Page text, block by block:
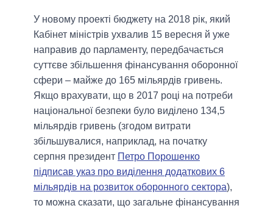
У новому проекті бюджету на 2018 рік, який
Кабінет міністрів ухвалив 15 вересня й уже
направив до парламенту, передбачається
суттєве збільшення фінансування оборонної
сфери – майже до 165 мільярдів гривень.
Якщо врахувати, що в 2017 році на потреби
національної безпеки було виділено 134,5
мільярдів гривень (згодом витрати
збільшувалися, наприклад, на початку
серпня президент Петро Порошенко
підписав указ про виділення додаткових 6
мільярдів на розвиток оборонного сектора),
то можна сказати, що загальне фінансування